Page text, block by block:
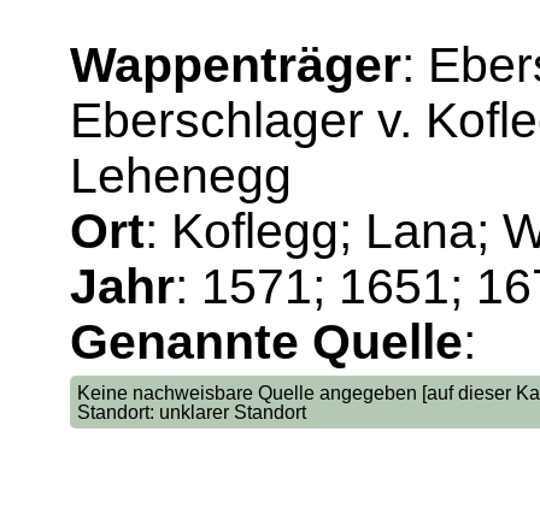
Wappenträger:
Eberschlager v.
Lehenegg
Ort: Koflegg; Lana;
Jahr: 1571; 1651;
Genannte Quelle:
Keine nachweisbare Quelle angegeben [auf dieser
Standort: unklarer Standort